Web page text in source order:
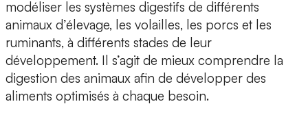
modéliser les systèmes digestifs de différents
animaux d’élevage, les volailles, les porcs et les
ruminants, à différents stades de leur
développement. Il s’agit de mieux comprendre la
digestion des animaux afin de développer des
aliments optimisés à chaque besoin.